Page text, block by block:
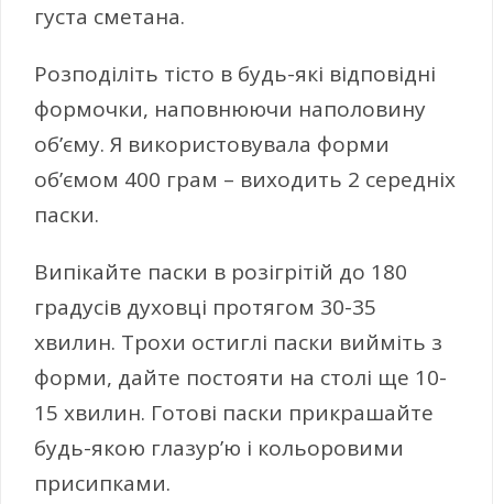
густа сметана.
Розподіліть тісто в будь-які відповідні
формочки, наповнюючи наполовину
об’єму. Я використовувала форми
об’ємом 400 грам – виходить 2 середніх
паски.
Випікайте паски в розігрітій до 180
градусів духовці протягом 30-35
хвилин. Трохи остиглі паски вийміть з
форми, дайте постояти на столі ще 10-
15 хвилин. Готові паски прикрашайте
будь-якою глазур’ю і кольоровими
присипками.